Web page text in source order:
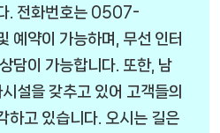
. 전화번호는 0507-
약이 가능하며, 무선 인터
담이 가능합니다. 또한, 남
설을 갖추고 있어 고객들의
하고 있습니다. 오시는 길은